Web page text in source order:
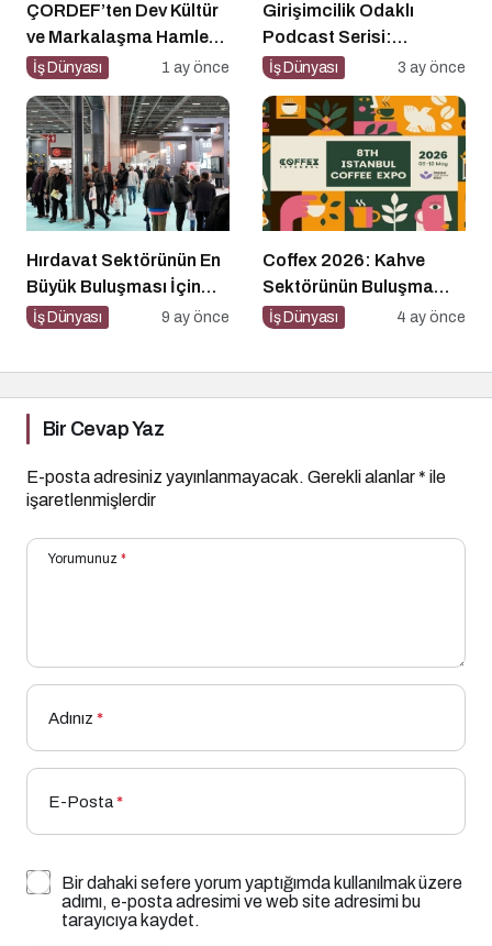
ÇORDEF’ten Dev Kültür
ve Markalaşma Hamlesi:
Projelerin Başına Mürsel
İş Dünyası 1 ay önce
Girişimcilik Odaklı
Podcast Serisi:
Girişimcilerin Büyük
İş Dünyası 3 ay önce
Hırdavat Sektörünün En
Büyük Buluşması İçin
İstanbul Hazır!
İş Dünyası 9 ay önce
Coffex 2026: Kahve
Sektörünün Buluşma
Noktası
İş Dünyası 4 ay önce
Bir Cevap Yaz
E-posta adresiniz yayınlanmayacak. Gerekli alanlar* ile
işaretlenmişlerdir
Yorumunuz *
Adınız *
E-Posta*
Bir dahaki sefere yorum yaptığımda kullanılmak üzere
adımı, e-posta adresimi ve web site adresimi bu
tarayıcıya kaydet.